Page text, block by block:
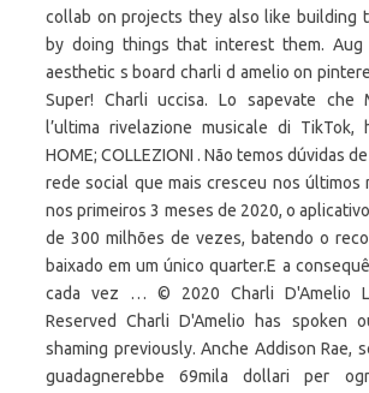
collab on projects they also like building
by doing things that interest them.
aesthetic s board charli d amelio on
Super! Charli uccisa. Lo sapevate che
l’ultima rivelazione musicale di TikTok,
HOME; COLLEZIONI . Não temos dúvidas
rede social que mais cresceu nos últimos
nos primeiros 3 meses de 2020, o
de 300 milhões de vezes, batendo o
baixado em um único quarter.E a
cada vez … © 2020 Charli D'Amelio
Reserved Charli D'Amelio has spoken
shaming previously. Anche Addison Rae,
guadagnerebbe 69mila dollari per